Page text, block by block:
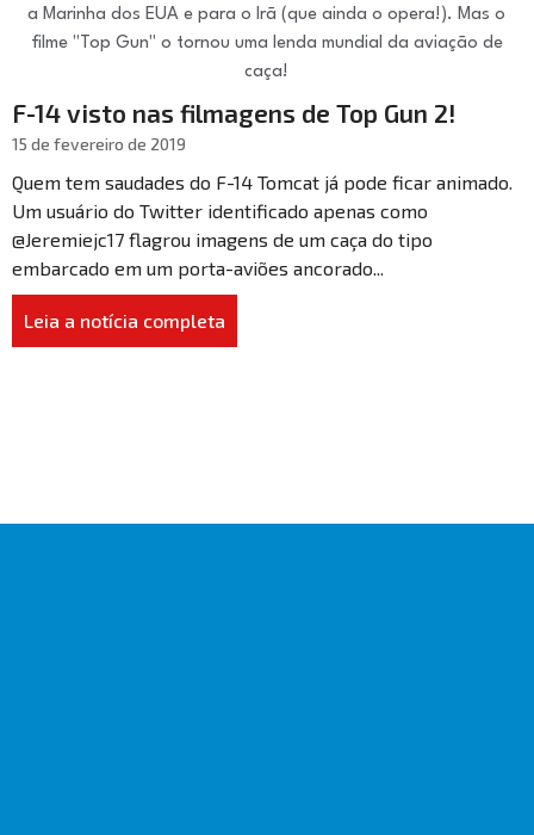
F-14 visto nas filmagens de Top Gun 2!
15 de fevereiro de 2019
Quem tem saudades do F-14 Tomcat já pode ficar animado.
Um usuário do Twitter identificado apenas como
@Jeremiejc17 flagrou imagens de um caça do tipo
embarcado em um porta-aviões ancorado...
Leia a notícia completa